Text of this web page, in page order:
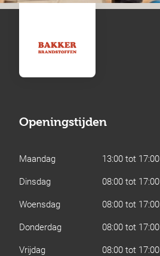
Openingstijden
Maandag
13:00 tot 17:00
Dinsdag
08:00 tot 17:00
Woensdag
08:00 tot 17:00
Donderdag
08:00 tot 17:00
Vrijdag
08:00 tot 17:00